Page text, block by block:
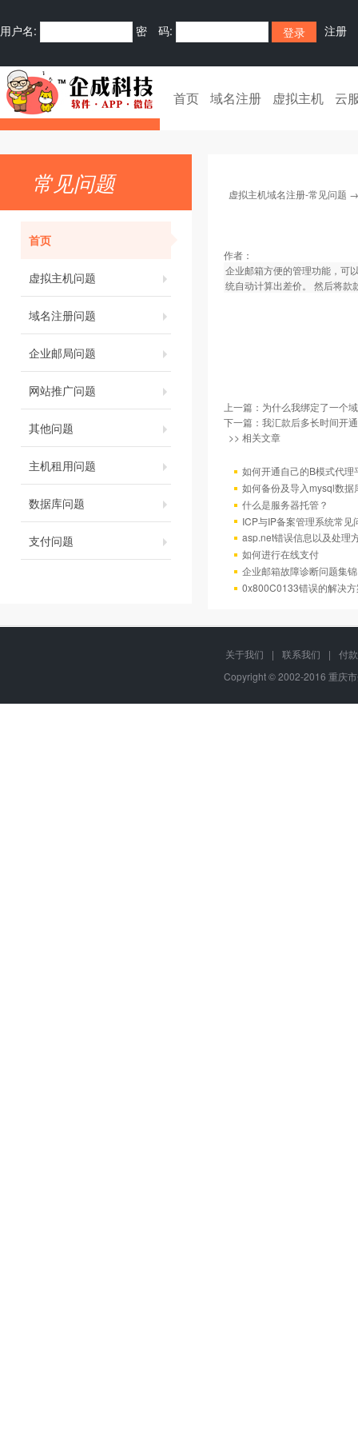
用户名: 密 码: 注册
首页 域名注册 虚拟主机 云
常见问题
首页
虚拟主机问题
域名注册问题
企业邮局问题
网站推广问题
其他问题
主机租用问题
数据库问题
支付问题
虚拟主机域名注册-常见问题
作者：
企业邮箱方便的管理功能，可
统自动计算出差价。 然后将款
上一篇： 为什么我绑定了一个
下一篇： 我汇款后多长时间开
>> 相关文章
如何开通自己的B模式代理
如何备份及导入mysql数据
什么是服务器托管？
ICP与IP备案管理系统常见
asp.net错误信息以及处理
如何进行在线支付
企业邮箱故障诊断问题集锦
0x800C0133错误的解决
关于我们 | 联系我们 |
付
Copyright © 2002-2016 重庆